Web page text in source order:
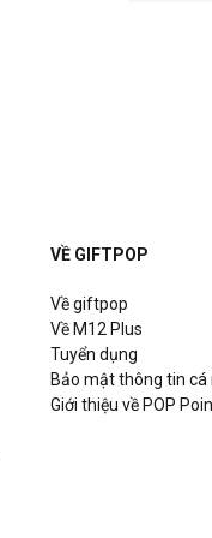
VỀ GIFTPOP
Về giftpop
Về M12 Plus
Tuyển dụng
Bảo mật thông tin cá
Giới thiệu về POP